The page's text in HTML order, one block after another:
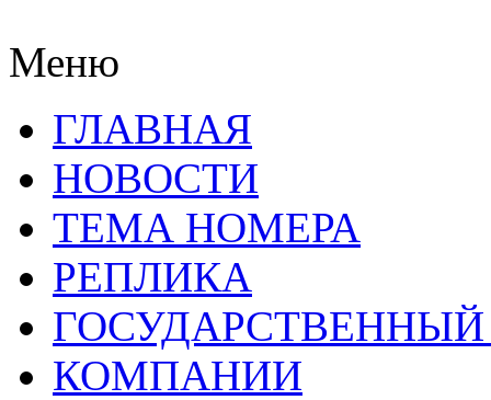
Меню
ГЛАВНАЯ
НОВОСТИ
ТЕМА НОМЕРА
РЕПЛИКА
КОМПАНИИ